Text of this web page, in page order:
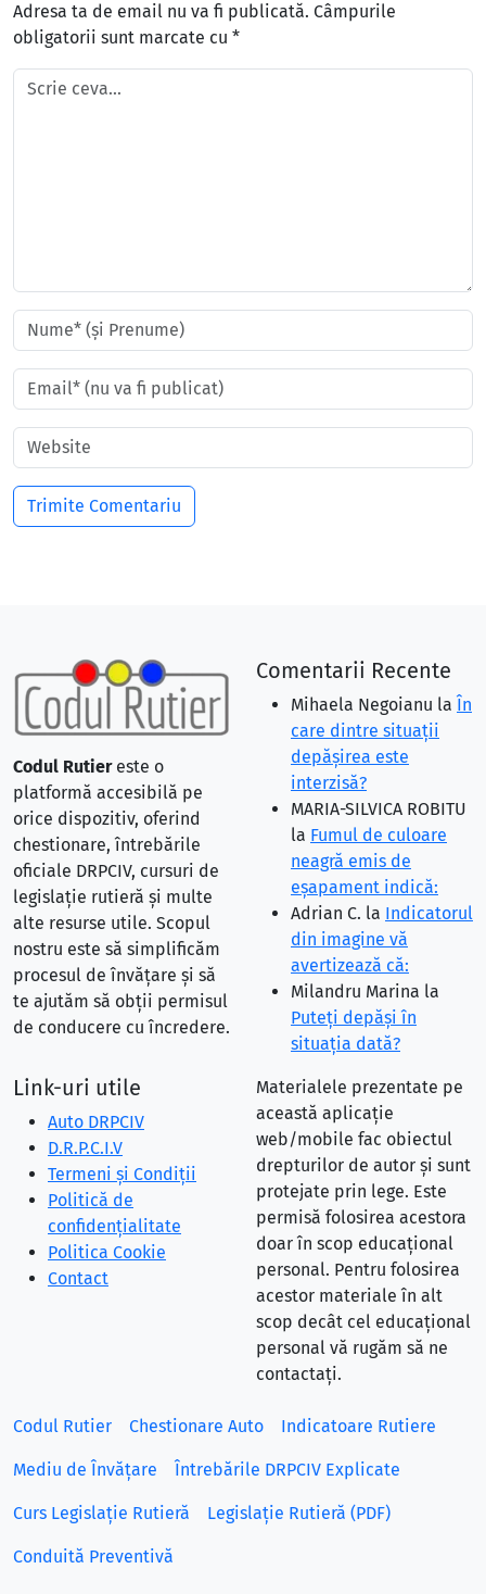
Adresa ta de email nu va fi publicată. Câmpurile
obligatorii sunt marcate cu *
Codul Rutiereste o
platformă accesibilă pe
orice dispozitiv, oferind
chestionare, întrebările
oficiale DRPCIV, cursuri de
legislație rutieră și multe
alte resurse utile. Scopul
nostru este să simplificăm
procesul de învățare și să
te ajutăm să obții permisul
de conducere cu încredere.
Comentarii Recente
Mihaela Negoianu la În
care dintre situaţii
depăşirea este
interzisă?
MARIA-SILVICA ROBITU
la Fumul de culoare
neagră emis de
eşapament indică:
Adrian C. la Indicatorul
din imagine vă
avertizează că:
Milandru Marina la
Puteţi depăşi în
situaţia dată?
Link-uri utile
Auto DRPCIV
D.R.P.C.I.V
Termeni și Condiții
Politică de
confidențialitate
Politica Cookie
Contact
Materialele prezentate pe
această aplicație
web/mobile fac obiectul
drepturilor de autor și sunt
protejate prin lege. Este
permisă folosirea acestora
doar în scop educațional
personal. Pentru folosirea
acestor materiale în alt
scop decât cel educațional
personal vă rugăm să ne
contactați.
Codul Rutier Chestionare Auto Indicatoare Rutiere
Mediu de Învățare Întrebările DRPCIV Explicate
Curs Legislație Rutieră Legislație Rutieră (PDF)
Conduită Preventivă